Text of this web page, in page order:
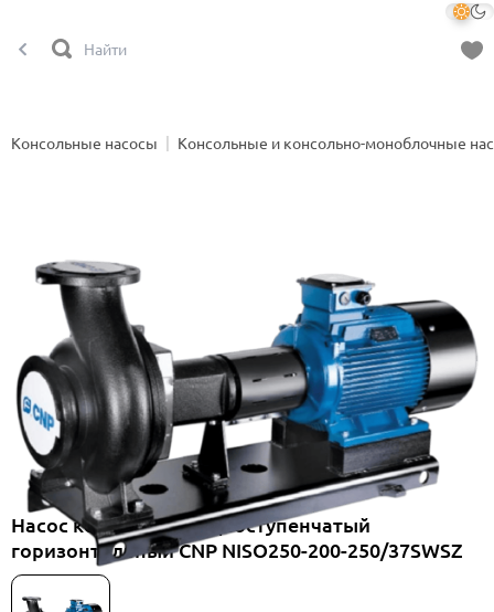
Консольные насосы Консольные и консольно-моноблочные
Насос консольный одноступенчатый
горизонтальный CNP NISO250-200-250/37SWSZ